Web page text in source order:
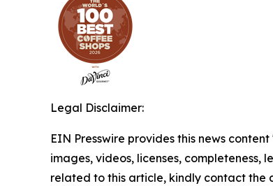
Legal Disclaimer:
EIN Presswire provides this news
images, videos, licenses,
related to this article, kindly contact the